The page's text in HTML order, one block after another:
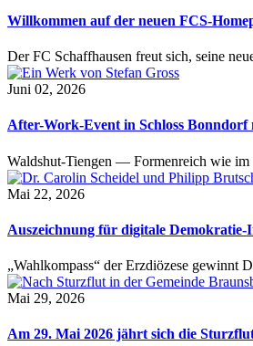
Willkommen auf der neuen FCS-
Der FC Schaffhausen freut sich, seine
Juni 02, 2026
After-Work-Event in Schloss
Waldshut-Tiengen — Formenreich wie
Mai 22, 2026
Auszeichnung für digitale Demokratie-
„Wahlkompass“ der Erzdiözese
Mai 29, 2026
Am 29. Mai 2026 jährt sich die